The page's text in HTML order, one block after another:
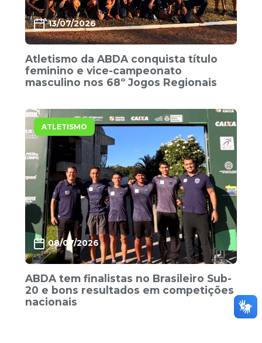
13/07/2026
Atletismo da ABDA conquista título
feminino e vice-campeonato
masculino nos 68º Jogos Regionais
ATLETISMO
08/07/2026
ABDA tem finalistas no Brasileiro Sub-
20 e bons resultados em competições
nacionais